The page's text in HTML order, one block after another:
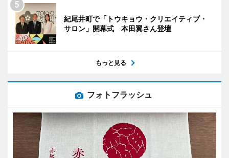
紀尾井町で「トウキョウ・クリエイティブ・
サロン」開幕式 本田翼さん登壇
もっと見る
フォトフラッシュ